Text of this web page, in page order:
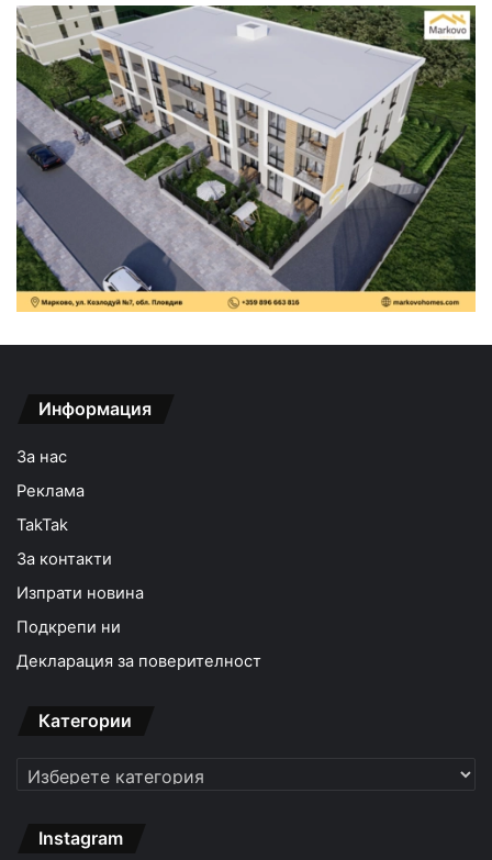
Информация
За нас
Реклама
TakTak
За контакти
Изпрати новина
Подкрепи ни
Декларация за поверителност
Категории
Категории
Instagram